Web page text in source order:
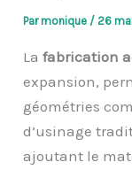
Parmonique /26
Lafabrication
expansion,
géométries
d’usinage
ajoutant le